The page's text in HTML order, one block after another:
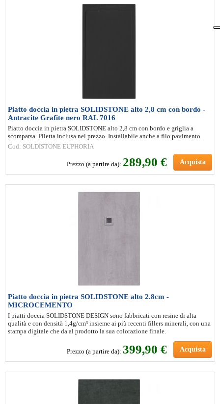
Piatto doccia in pietra SOLIDSTONE alto 2,8 cm con bordo -
Antracite Grafite nero RAL 7016
Piatto doccia in pietra SOLIDSTONE alto 2,8 cm con bordo e griglia a
scomparsa. Piletta inclusa nel prezzo. Installabile anche a filo pavimento.
Cod: SOLDISTONE EUPHORIA
Prezzo (a partire da): 289,90 € Acquista
Piatto doccia in pietra SOLIDSTONE alto 2.8cm -
MICROCEMENTO
I piatti doccia SOLIDSTONE DESIGN sono fabbricati con resine di alta
qualità e con densità 1,4g/cm³ insieme ai più recenti fillers minerali, con una
stampa digitale che da al prodotto la sua colorazione finale.
Prezzo (a partire da): 399,90 € Acquista